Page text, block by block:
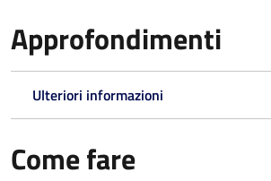
Approfondimenti
Ulteriori informazioni
Come fare